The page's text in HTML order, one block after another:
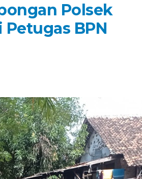
Polsek
BPN